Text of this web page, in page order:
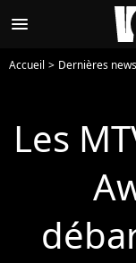
menu
Accueil Dernières news
Les